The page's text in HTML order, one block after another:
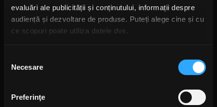
evaluări ale publicității și conținutului, informații despre
audiență și dezvoltare de produse. Puteți alege cine și cu
ce scopuri poate utiliza datele dvs.
Să colectăm informațiile cu privire la locația dvs.
Să vă identificăm dispozitivul scanândul-l în mod
activ după caracteristici specifice (amprentare)
consimțământului
Necesare
Preferinţe
Rock News
MAI MULT
Green Day a lansat un canal
YouTube cu transmisie non-stop